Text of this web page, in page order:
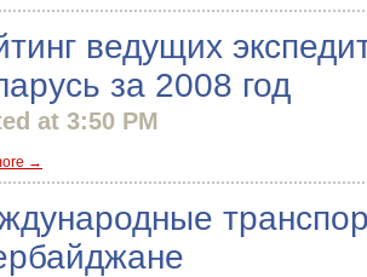
ведущих
за 2008 год
at 3:50 PM
→